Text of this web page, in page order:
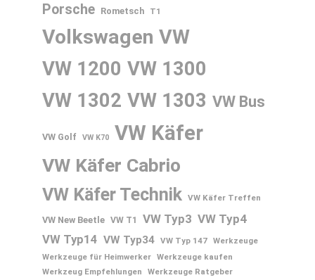
Porsche Rometsch T1
Volkswagen VW
VW 1200 VW 1300
VW 1302 VW 1303 VW Bus
VW Golf VW K70 VW Käfer
VW Käfer Cabrio
VW Käfer Technik VW Käfer Treffen
VW New Beetle VW T1 VW Typ3 VW Typ4
VW Typ14 VW Typ34 VW Typ 147 Werkzeuge
Werkzeuge für Heimwerker Werkzeuge kaufen
Werkzeug Empfehlungen
Werkzeuge Ratgeber